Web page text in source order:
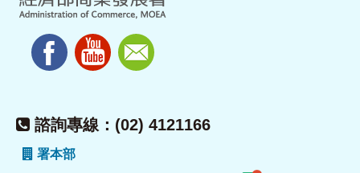
諮詢專線：(02) 4121166
署本部